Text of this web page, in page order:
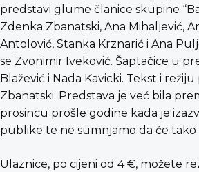
predstavi glume članice skupine
Zdenka Zbanatski, Ana Mihaljević,
Antolović, Stanka Krznarić i Ana
se Zvonimir Iveković. Šaptačice u
Blažević i Nada Kavicki. Tekst i
Zbanatski. Predstava je već bila
prosincu prošle godine kada je
publike te ne sumnjamo da će tako
Ulaznice, po cijeni od 4 €, možete